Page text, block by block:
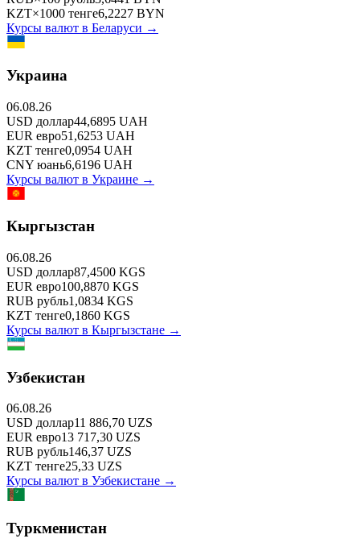
KZT×1000 тенге6,2227 BYN
Курсы валют в Беларуси →
Украина
06.08.26
USD доллар44,6895 UAH
EUR евро51,6253 UAH
KZT тенге0,0954 UAH
CNY юань6,6196 UAH
Курсы валют в Украине →
Кыргызстан
06.08.26
USD доллар87,4500 KGS
EUR евро100,8870 KGS
RUB рубль1,0834 KGS
KZT тенге0,1860 KGS
Курсы валют в Кыргызстане →
Узбекистан
06.08.26
USD доллар11 886,70 UZS
EUR евро13 717,30 UZS
RUB рубль146,37 UZS
KZT тенге25,33 UZS
Курсы валют в Узбекистане →
Туркменистан